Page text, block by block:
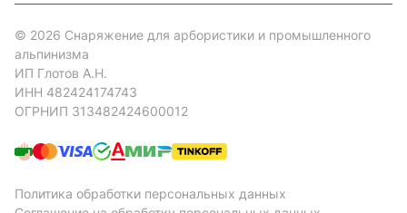
© 2026 Снаряжение для арбористики и промышленного
альпинизма
ИП Глотов А.Н.
ИНН 482424174743
ОГРНИП 313482424600012
Политика обработки персональных данных